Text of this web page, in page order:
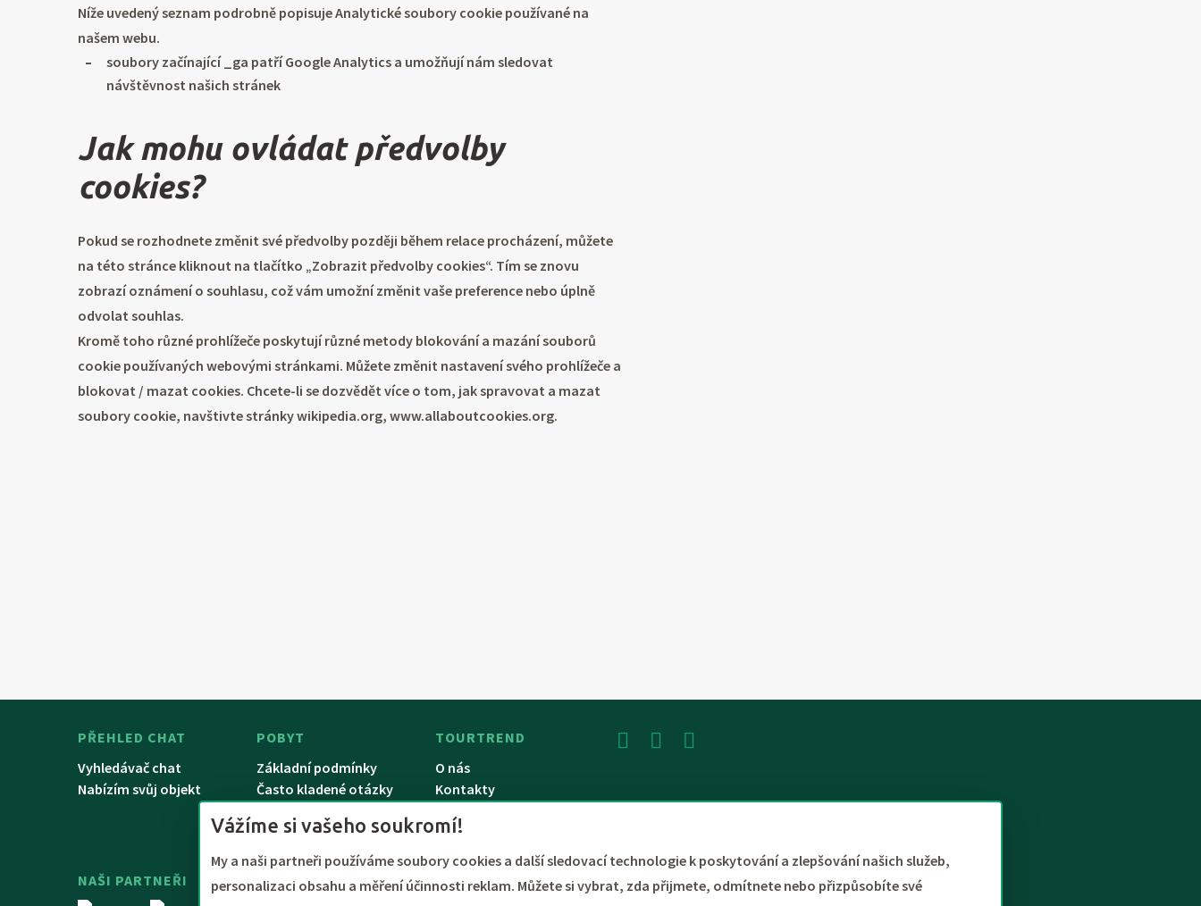
Níže uvedený seznam podrobně popisuje Analytické soubory cookie používané na
našem webu.
soubory začínající _ga patří Google Analytics a umožňují nám sledovat
návštěvnost našich stránek
Jak mohu ovládat předvolby
cookies?
Pokud se rozhodnete změnit své předvolby později během relace procházení, můžete
na této stránce kliknout na tlačítko „Zobrazit předvolby cookies“. Tím se znovu
zobrazí oznámení o souhlasu, což vám umožní změnit vaše preference nebo úplně
odvolat souhlas.
Kromě toho různé prohlížeče poskytují různé metody blokování a mazání souborů
cookie používaných webovými stránkami. Můžete změnit nastavení svého prohlížeče a
blokovat / mazat cookies. Chcete-li se dozvědět více o tom, jak spravovat a mazat
soubory cookie, navštivte stránky wikipedia.org, www.allaboutcookies.org.
PŘEHLED CHAT
Vyhledávač chat
Nabízím svůj objekt
POBYT
Základní podmínky
Často kladené otázky
TOURTREND
O nás
Kontakty
NAŠI PARTNEŘI Platby QR kódem. Možnost platby benefitů až do výše 100%
Vážíme si vašeho soukromí!
My a naši partneři používáme soubory cookies a další sledovací technologie k poskytování a zlepšování našich služeb,
personalizaci obsahu a měření účinnosti reklam. Můžete si vybrat, zda přijmete, odmítnete nebo přizpůsobíte své